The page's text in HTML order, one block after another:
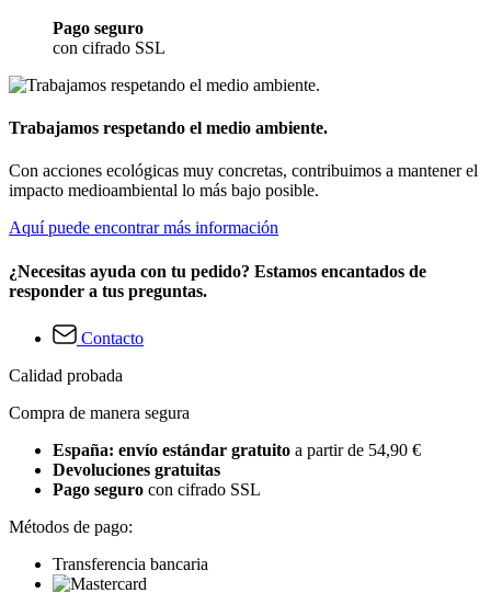
Pago seguro
con cifrado SSL
Trabajamos respetando el medio ambiente.
Con acciones ecológicas muy concretas, contribuimos a mantener el
impacto medioambiental lo más bajo posible.
Aquí puede encontrar más información
¿Necesitas ayuda con tu pedido? Estamos encantados de
responder a tus preguntas.
Contacto
Calidad probada
Compra de manera segura
España: envío estándar gratuito a partir de 54,90 €
Devoluciones gratuitas
Pago seguro con cifrado SSL
Métodos de pago:
Transferencia bancaria